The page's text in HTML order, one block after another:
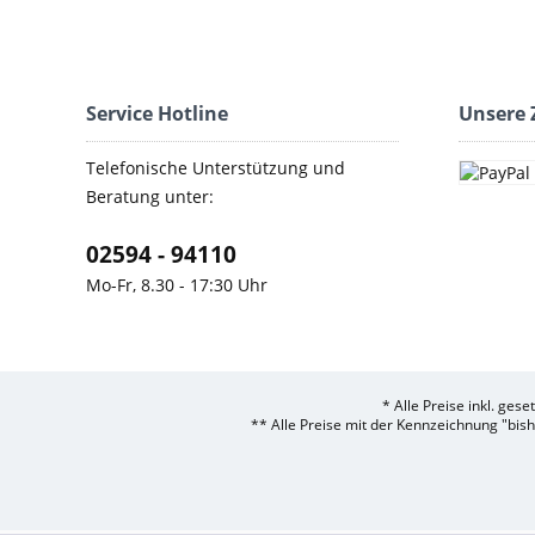
Service Hotline
Telefonische Unterstützung und
Beratung unter:
02594 - 94110
Mo-Fr, 8.30 - 17:30 Uhr
Unsere
* Alle Preise inkl.
** Alle Preise mit der Kennzeichnung